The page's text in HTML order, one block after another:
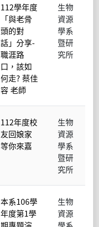
112學年度
「與老骨
頭的對
話」分享-
職涯路
口，該如
何走? 蔡佳
容 老師
生物
資源
學系
暨研
究所
112年度校
友回娘家
等你來嘉
生物
資源
學系
暨研
究所
本系106學
年度第1學
生物
資源